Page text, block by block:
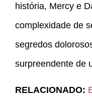
história, Mercy e
complexidade de
segredos
surpreendente de
RELACIONADO: